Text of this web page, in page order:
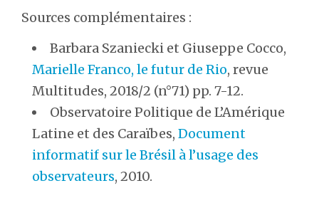
Sources complémentaires :
Barbara Szaniecki et Giuseppe Cocco,
Marielle Franco, le futur de Rio, revue
Multitudes, 2018/2 (n°71) pp. 7-12.
Observatoire Politique de L’Amérique
Latine et des Caraïbes, Document
informatif sur le Brésil à l’usage des
observateurs, 2010.